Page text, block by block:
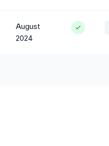
August
2024